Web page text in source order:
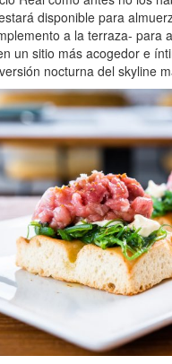
disponible para
a la terraza- para
un sitio más acogedor e
nocturna del skyline